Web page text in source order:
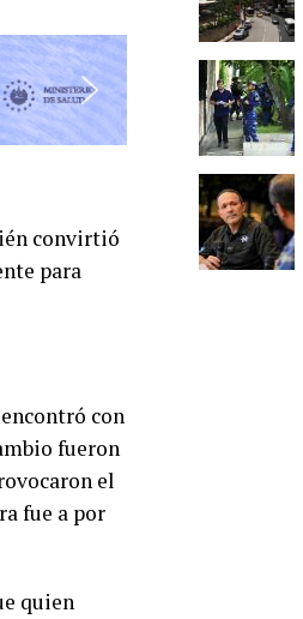
convirtió
para
con
fueron
el
fue a por
quien